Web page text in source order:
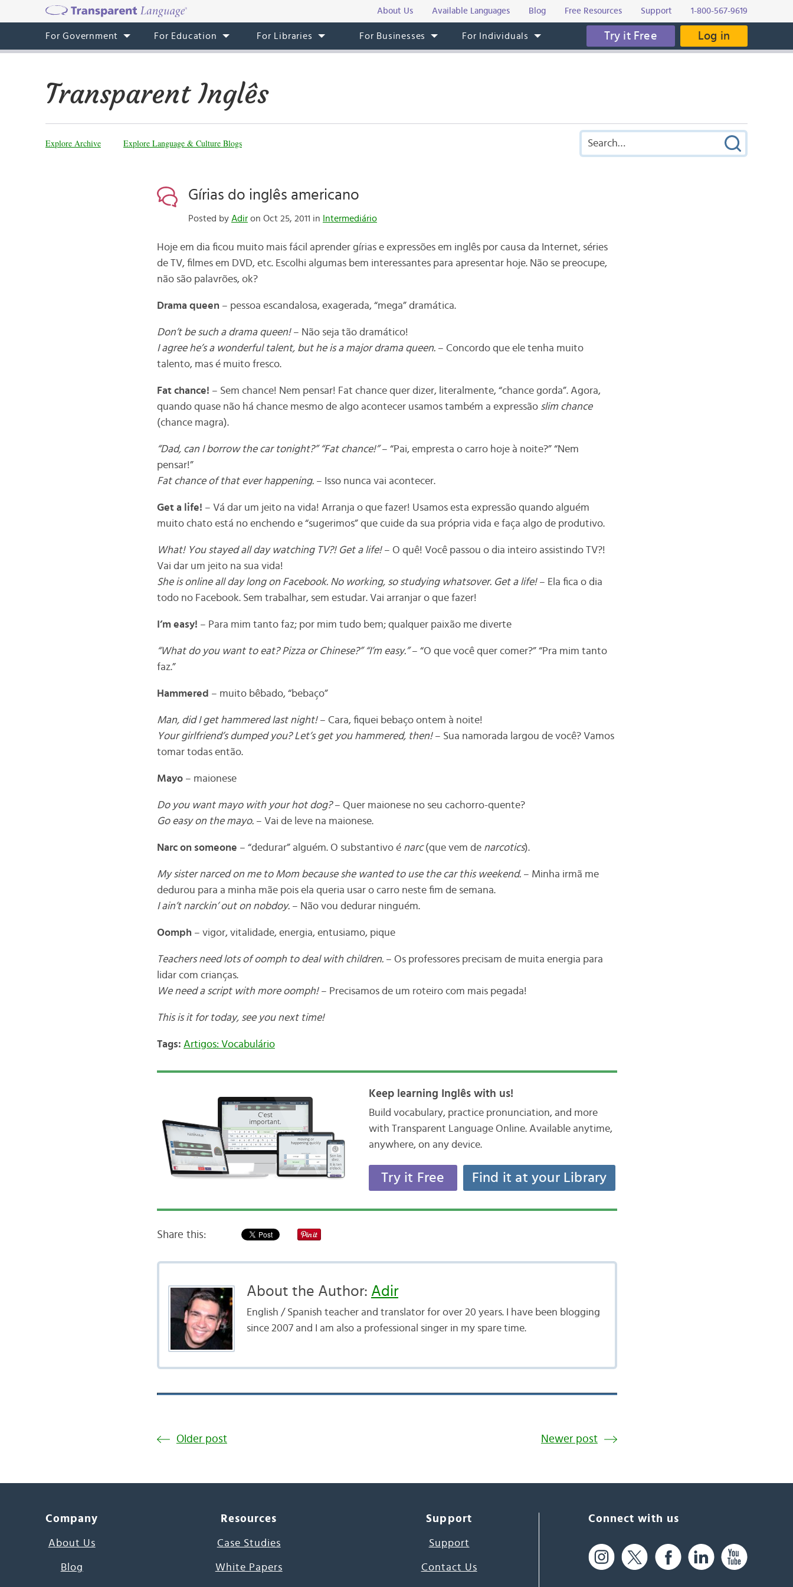
About Us Available Languages Blog Free Resources Support 1-800-567-9619
For Government For Education For Libraries For Businesses For Individuals Try it Free Log in
Transparent Inglês
Explore Archive Explore Language & Culture Blogs
Gírias do inglês americano
Posted by Adiron Oct 25, 2011 in Intermediário
Hoje em dia ficou muito mais fácil aprender gírias e expressões em inglês por causa da Internet, séries
de TV, filmes em DVD, etc. Escolhi algumas bem interessantes para apresentar hoje. Não se preocupe,
não são palavrões, ok?
Drama queen – pessoa escandalosa, exagerada, “mega” dramática.
Don’t be such a drama queen!– Não seja tão dramático!
I agree he’s a wonderful talent, but he is a major drama queen. – Concordo que ele tenha muito
talento, mas é muito fresco.
Fat chance! – Sem chance! Nem pensar! Fat chance quer dizer, literalmente, “chance gorda”. Agora,
quando quase não há chance mesmo de algo acontecer usamos também a expressão slim chance
(chance magra).
“Dad, can I borrow the car tonight?” “Fat chance!”– “Pai, empresta o carro hoje à noite?” “Nem
pensar!”
Fat chance of that ever happening.– Isso nunca vai acontecer.
Get a life! – Vá dar um jeito na vida! Arranja o que fazer! Usamos esta expressão quando alguém
muito chato está no enchendo e “sugerimos” que cuide da sua própria vida e faça algo de produtivo.
What! You stayed all day watching TV?! Get a life! – O quê! Você passou o dia inteiro assistindo TV?!
Vai dar um jeito na sua vida!
She is online all day long on Facebook. No working, so studying whatsover. Get a life!– Ela fica o dia
todo no Facebook. Sem trabalhar, sem estudar. Vai arranjar o que fazer!
I’m easy! – Para mim tanto faz; por mim tudo bem; qualquer paixão me diverte
“What do you want to eat? Pizza or Chinese?” “I’m easy.”– “O que você quer comer?” “Pra mim tanto
faz.”
Hammered – muito bêbado, “bebaço”
Man, did I get hammered last night! – Cara, fiquei bebaço ontem à noite!
Your girlfriend’s dumped you? Let’s get you hammered, then! – Sua namorada largou de você? Vamos
tomar todas então.
Mayo – maionese
Do you want mayo with your hot dog?– Quer maionese no seu cachorro-quente?
Go easy on the mayo.– Vai de leve na maionese.
Narc on someone – “dedurar” alguém. O substantivo é narc(que vem de narcotics).
My sister narced on me to Mom because she wanted to use the car this weekend. – Minha irmã me
dedurou para a minha mãe pois ela queria usar o carro neste fim de semana.
I ain’t narckin’ out on nobdoy. – Não vou dedurar ninguém.
Oomph – vigor, vitalidade, energia, entusiamo, pique
Teachers need lots of oomph to deal with children.– Os professores precisam de muita energia para
lidar com crianças.
We need a script with more oomph! – Precisamos de um roteiro com mais pegada!
This is it for today, see you next time!
Tags: Artigos: Vocabulário
Keep learning Inglês with us!
Build vocabulary, practice pronunciation, and more
with Transparent Language Online. Available anytime,
anywhere, on any device.
Try it Free Find it at your Library
Share this:
About the Author: Adir
English / Spanish teacher and translator for over 20 years. I have been blogging
since 2007 and I am also a professional singer in my spare time.
Older post Newer post
Company
About Us
Blog
Resources
Case Studies
White Papers
Support
Support
Contact Us
Connect with us